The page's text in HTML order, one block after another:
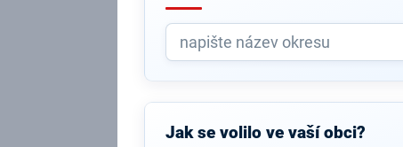
Jak se volilo ve vaší obci?